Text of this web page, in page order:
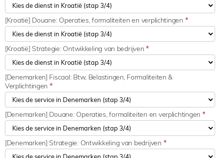
[Kroatië] Douane: Operaties, formaliteiten en verplichtingen *
[Kroatië] Strategie: Ontwikkeling van bedrijven*
[Denemarken] Fiscaal: Btw, Belastingen, Formaliteiten &
Verplichtingen *
[Denemarken] Douane: Operaties, formaliteiten en verplichtingen *
[Denemarken] Strategie: Ontwikkeling van bedrijven *